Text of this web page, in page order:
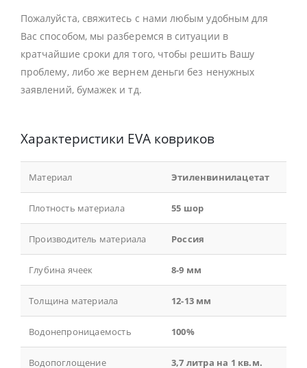
Пожалуйста, свяжитесь с нами любым удобным для
Вас способом, мы разберемся в ситуации в
кратчайшие сроки для того, чтобы решить Вашу
проблему, либо же вернем деньги без ненужных
заявлений, бумажек и тд.
Характеристики EVA ковриков
Материал Этиленвинилацетат
Плотность материала 55 шор
Производитель материала Россия
Глубина ячеек 8-9 мм
Толщина материала 12-13 мм
Водонепроницаемость 100%
Водопоглощение 3,7 литра на 1 кв.м.